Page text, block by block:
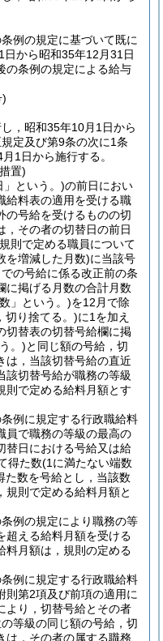
例の規定に基づいて既に
から昭和35年12月31日
の条例の規定による給与
)
，昭和35年10月1日から
定及び第9条の次に1条
1日から施行する。
置)
」という。)の前日におい
給料表の適用を受ける職
の号給を受けるものの切
，その者の切替日の前日
則で定める職員について
を増減した月数)に当該号
の号給に係る改正前の条
に掲げる月数の合計月数
」という。)を12月で除
切り捨てる。)に1を加え
切替表の切替号給欄に掲
。)と同じ額の号給，切
は，当該切替号給の直近
該切替号給が職務の等級
則で定める給料月額とす
例に規定する行政職給料
員で職務の等級の最高の
替日における号給又は給
得た数(1に満たない端数
た数を号給とし，当該数
規則で定める給料月額と
例の規定により職務の等
超える給料月額を受ける
料月額は，規則の定める
例に規定する行政職給料
則第2項及び前項の適用に
より，切替号給とその者
等級の同じ額の号給，切
は，その者の属する職務